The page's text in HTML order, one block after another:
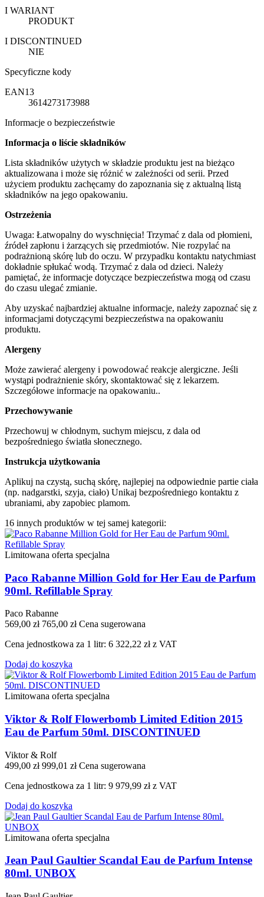
I WARIANT
PRODUKT
I DISCONTINUED
NIE
Specyficzne kody
EAN13
3614273173988
Informacje o bezpieczeństwie
Informacja o liście składników
Lista składników użytych w składzie produktu jest na bieżąco
aktualizowana i może się różnić w zależności od serii. Przed
użyciem produktu zachęcamy do zapoznania się z aktualną listą
składników na jego opakowaniu.
Ostrzeżenia
Uwaga: Łatwopalny do wyschnięcia! Trzymać z dala od płomieni,
źródeł zapłonu i żarzących się przedmiotów. Nie rozpylać na
podrażnioną skórę lub do oczu. W przypadku kontaktu natychmiast
dokładnie spłukać wodą. Trzymać z dala od dzieci. Należy
pamiętać, że informacje dotyczące bezpieczeństwa mogą od czasu
do czasu ulegać zmianie.
Aby uzyskać najbardziej aktualne informacje, należy zapoznać się z
informacjami dotyczącymi bezpieczeństwa na opakowaniu
produktu.
Alergeny
Może zawierać alergeny i powodować reakcje alergiczne. Jeśli
wystąpi podrażnienie skóry, skontaktować się z lekarzem.
Szczegółowe informacje na opakowaniu..
Przechowywanie
Przechowuj w chłodnym, suchym miejscu, z dala od
bezpośredniego światła słonecznego.
Instrukcja użytkowania
Aplikuj na czystą, suchą skórę, najlepiej na odpowiednie partie ciała
(np. nadgarstki, szyja, ciało) Unikaj bezpośredniego kontaktu z
ubraniami, aby zapobiec plamom.
16 innych produktów w tej samej kategorii:
Limitowana oferta specjalna
Paco Rabanne Million Gold for Her Eau de Parfum
90ml. Refillable Spray
Paco Rabanne
569,00 zł 765,00 zł Cena sugerowana
Cena jednostkowa za 1 litr: 6 322,22 zł z VAT
Dodaj do koszyka
Limitowana oferta specjalna
Viktor & Rolf Flowerbomb Limited Edition 2015
Eau de Parfum 50ml. DISCONTINUED
Viktor & Rolf
499,00 zł 999,01 zł Cena sugerowana
Cena jednostkowa za 1 litr: 9 979,99 zł z VAT
Dodaj do koszyka
Limitowana oferta specjalna
Jean Paul Gaultier Scandal Eau de Parfum Intense
80ml. UNBOX